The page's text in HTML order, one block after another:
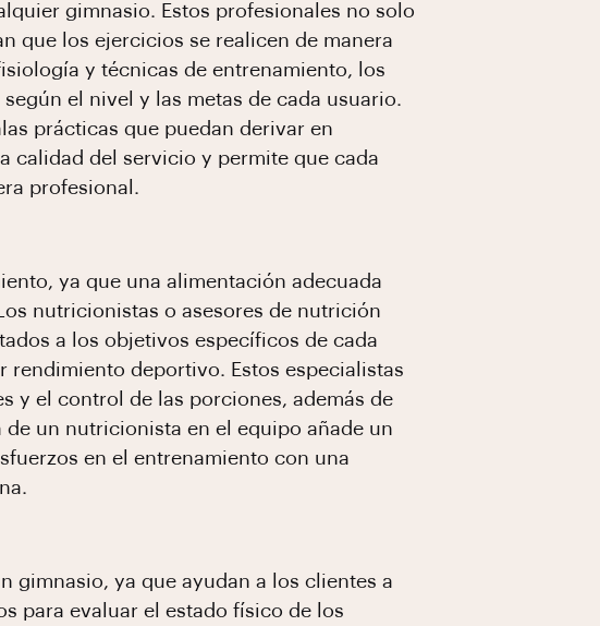
gimnasio. Estos profesionales no solo
que los ejercicios se realicen de manera
y técnicas de entrenamiento, los
el nivel y las metas de cada usuario.
prácticas que puedan derivar en
calidad del servicio y permite que cada
profesional.
ya que una alimentación adecuada
nutricionistas o asesores de nutrición
a los objetivos específicos de cada
rendimiento deportivo. Estos especialistas
y el control de las porciones, además de
un nutricionista en el equipo añade un
en el entrenamiento con una
gimnasio, ya que ayudan a los clientes a
para evaluar el estado físico de los